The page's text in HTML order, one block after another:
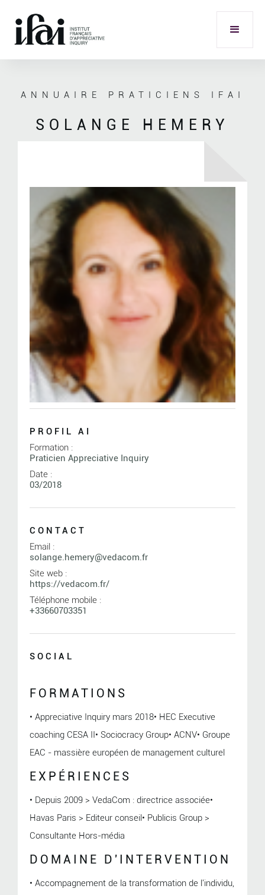
ANNUAIRE PRATICIENS IFAI
SOLANGE HEMERY
PROFIL AI
Formation :
Praticien Appreciative Inquiry
Date :
03/2018
CONTACT
Email :
solange.hemery@vedacom.fr
Site web :
https://vedacom.fr/
Téléphone mobile :
+33660703351
SOCIAL
FORMATIONS
• Appreciative Inquiry mars 2018• HEC Executive
coaching CESA II• Sociocracy Group• ACNV• Groupe
EAC - massière européen de management culturel
EXPÉRIENCES
• Depuis 2009 > VedaCom : directrice associée•
Havas Paris > Editeur conseil• Publicis Group >
Consultante Hors-média
DOMAINE D'INTERVENTION
• Accompagnement de la transformation de l'individu,